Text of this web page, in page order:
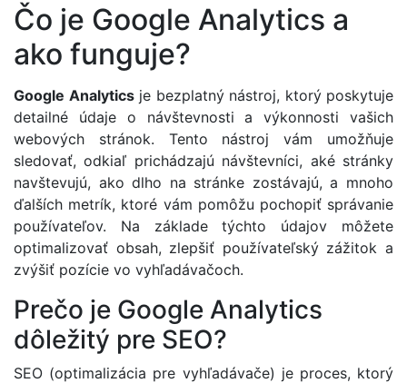
Čo je Google Analytics a
ako funguje?
Google Analyticsje bezplatný nástroj, ktorý poskytuje
detailné údaje o návštevnosti a výkonnosti vašich
webových stránok. Tento nástroj vám umožňuje
sledovať, odkiaľ prichádzajú návštevníci, aké stránky
navštevujú, ako dlho na stránke zostávajú, a mnoho
ďalších metrík, ktoré vám pomôžu pochopiť správanie
používateľov. Na základe týchto údajov môžete
optimalizovať obsah, zlepšiť používateľský zážitok a
zvýšiť pozície vo vyhľadávačoch.
Prečo je Google Analytics
dôležitý pre SEO?
SEO (optimalizácia pre vyhľadávače) je proces, ktorý